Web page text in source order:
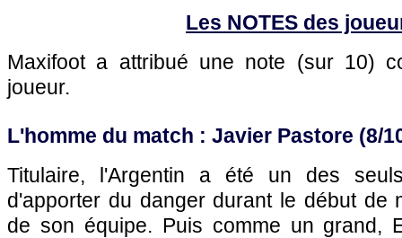
Les NOTES des
Maxifoot a attribué une note (sur 10)
joueur.
L'homme du match : Javier Pastore (8/
Titulaire, l'Argentin a été un des
d'apporter du danger durant le début de
de son équipe. Puis comme un grand,